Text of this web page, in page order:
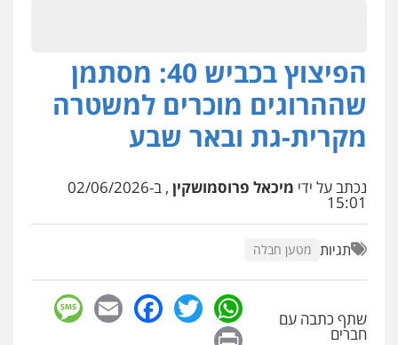
עו"ד אלון קריטי
פלילי אלימות מעצרים
0525544654
פלילי פשיעה חמורה מעצרים וחקירות
קטינים
וחקירות צבאי תעבורה
0544218336
הפיצוץ בכביש 40: מסתמן
שההרוגים מוכרים למשטרה
מקרית-גת ובאר שבע
נכתב על ידי מיכאל פרוסמושקין , ב-02/06/2026
15:01
תגיות מטען חבלה
שתף כתבה עם
חברים
WhatsApp
Twitter
Facebook
Email